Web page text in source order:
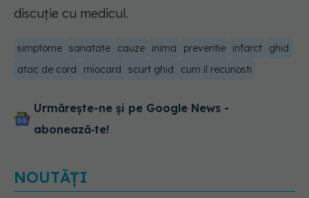
discuție cu medicul.
simptome sanatate cauze inima preventie infarct
ghid
atac de cord
miocard scurt ghid cum il recunosti
Urmărește-ne și pe Google News -
abonează‑te!
NOUTĂȚI